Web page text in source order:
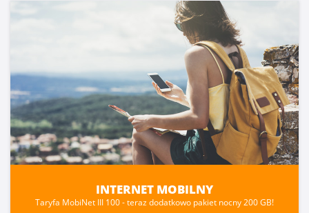
INTERNET MOBILNY
Taryfa MobiNet III 100 - teraz dodatkowo pakiet nocny 200 GB!